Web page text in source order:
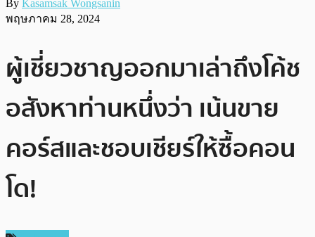
By Kasamsak Wongsanin
พฤษภาคม 28, 2024
ผู้เชี่ยวชาญออกมาเล่าถึงโค้ช
อสังหาท่านหนึ่งว่า เน้นขาย
คอร์สและชอบเชียร์ให้ซื้อคอน
โด!